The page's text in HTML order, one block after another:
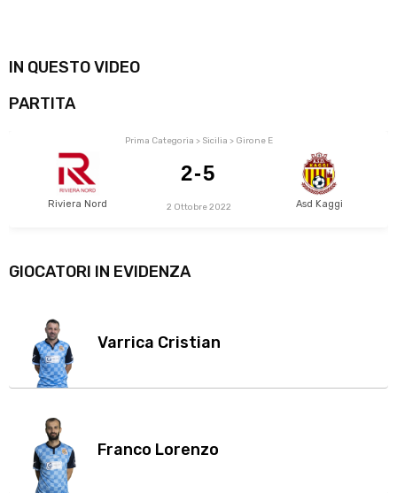
IN QUESTO VIDEO
PARTITA
Prima Categoria > Sicilia > Girone E
Riviera Nord
2-5
Asd Kaggi
2 Ottobre 2022
GIOCATORI IN EVIDENZA
Varrica Cristian
Franco Lorenzo